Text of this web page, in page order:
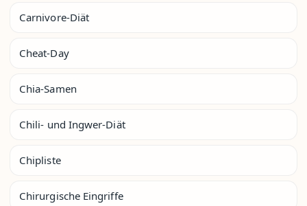
Carnivore-Diät
Cheat-Day
Chia-Samen
Chili- und Ingwer-Diät
Chipliste
Chirurgische Eingriffe